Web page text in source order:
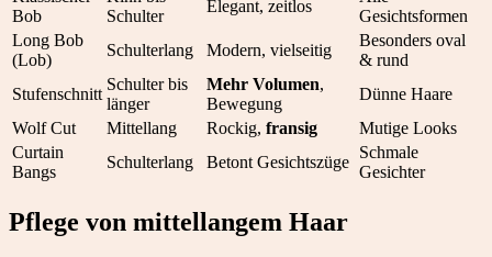
Bob
Schulter
Elegant, zeitlos
Gesichtsformen
Long Bob
(Lob)
Schulterlang Modern, vielseitig
Besonders oval
& rund
Stufenschnitt
Schulter bis
länger
Mehr Volumen,
Bewegung
Dünne Haare
Wolf Cut
Mittellang Rockig, fransig
Mutige Looks
Curtain
Bangs
Schulterlang Betont Gesichtszüge
Schmale
Gesichter
Pflege von mittellangem Haar